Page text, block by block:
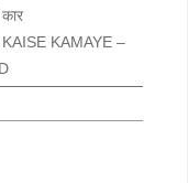
KAMAYE –